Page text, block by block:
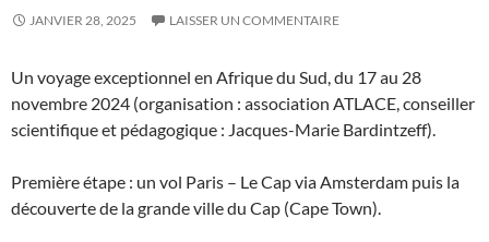
JANVIER 28, 2025 LAISSER UN COMMENTAIRE
Un voyage exceptionnel en Afrique du Sud, du 17 au 28
novembre 2024 (organisation : association ATLACE, conseiller
scientifique et pédagogique : Jacques-Marie Bardintzeff).
Première étape : un vol Paris – Le Cap via Amsterdam puis la
découverte de la grande ville du Cap (Cape Town).